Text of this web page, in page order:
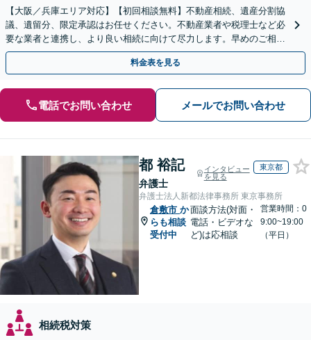
【大阪／兵庫エリア対応】【初回相談無料】不動産相続、遺産分割協
議、遺留分、限定承認はお任せください。不動産業者や税理士など必
要な業者と連携し、より良い相続に向けて尽力します。早めのご相談
が複雑化を防ぐカギとなります【休日相談可】
料金表を見る
電話でお問い合わせ メールでお問い合わせ
都 裕記
弁護士
インタビュー
を見る
東京都
弁護士法人新都法律事務所 東京事務所
倉敷市 か
らも相談
受付中
面談方法(対面・
電話・ビデオな
ど)は応相談
営業時間：0
9:00~19:00
（平日）
相続税対策